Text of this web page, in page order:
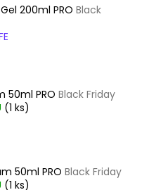
200ml PRO Black
50ml PRO Black Friday
(1 ks)
50ml PRO Black Friday
(1 ks)